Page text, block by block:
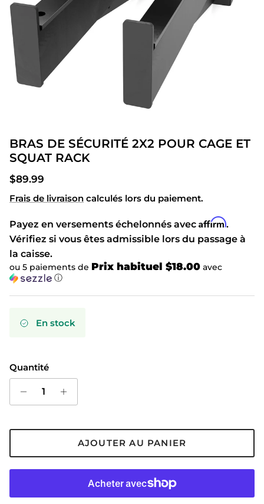
BRAS DE SÉCURITÉ 2X2 POUR CAGE ET
SQUAT RACK
Prix habituel
$89.99
Frais de livraison calculés lors du paiement.
Payez en versements échelonnés avec Affirm.
Vérifiez si vous êtes admissible lors du passage à
la caisse.
ou 5 paiements de Prix habituel $18.00 avec
ⓘ
En stock
Quantité
AJOUTER AU PANIER